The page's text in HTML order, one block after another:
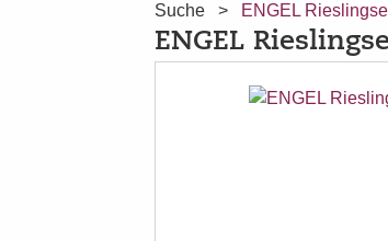
Suche > ENGEL
ENGEL